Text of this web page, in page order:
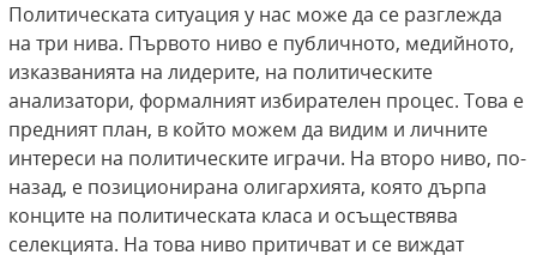
Политическата ситуация у нас може да се разглежда
на три нива. Първото ниво е публичното, медийното,
изказванията на лидерите, на политическите
анализатори, формалният избирателен процес. Това е
предният план, в който можем да видим и личните
интереси на политическите играчи. На второ ниво, по-
назад, е позиционирана олигархията, която дърпа
конците на политическата класа и осъществява
селекцията. На това ниво притичват и се виждат